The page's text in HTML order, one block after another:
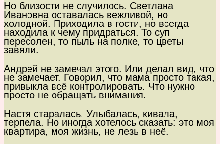
Но близости не случилось. Светлана
Ивановна оставалась вежливой, но
холодной. Приходила в гости, но всегда
находила к чему придраться. То суп
пересолен, то пыль на полке, то цветы
завяли.
Андрей не замечал этого. Или делал вид, что
не замечает. Говорил, что мама просто такая,
привыкла всё контролировать. Что нужно
просто не обращать внимания.
Настя старалась. Улыбалась, кивала,
терпела. Но иногда хотелось сказать: это моя
квартира, моя жизнь, не лезь в неё.